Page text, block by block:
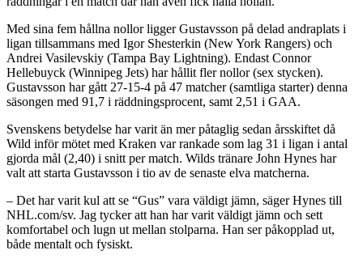
Med sina fem hållna nollor ligger Gustavsson på delad andraplats i
ligan tillsammans med Igor Shesterkin (New York Rangers) och
Andrei Vasilevskiy (Tampa Bay Lightning). Endast Connor
Hellebuyck (Winnipeg Jets) har hållit fler nollor (sex stycken).
Gustavsson har gått 27-15-4 på 47 matcher (samtliga starter) denna
säsongen med 91,7 i räddningsprocent, samt 2,51 i GAA.
Svenskens betydelse har varit än mer påtaglig sedan årsskiftet då
Wild inför mötet med Kraken var rankade som lag 31 i ligan i antal
gjorda mål (2,40) i snitt per match. Wilds tränare John Hynes har
valt att starta Gustavsson i tio av de senaste elva matcherna.
– Det har varit kul att se “Gus” vara väldigt jämn, säger Hynes till
NHL.com/sv. Jag tycker att han har varit väldigt jämn och sett
komfortabel och lugn ut mellan stolparna. Han ser påkopplad ut,
både mentalt och fysiskt.